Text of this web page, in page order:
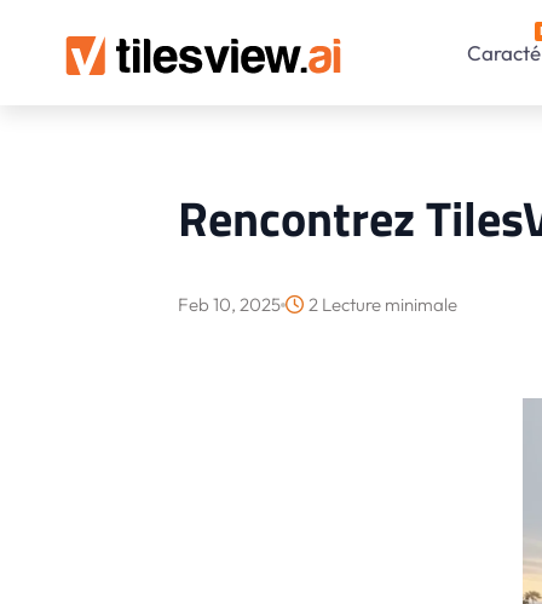
Rencontrez
Feb 10, 2025 2 Lecture minimale